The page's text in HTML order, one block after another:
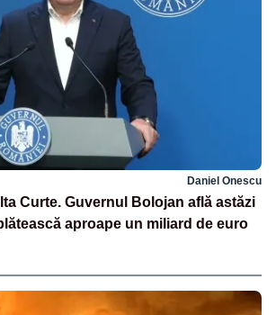
Daniel Onescu
Curte. Guvernul Bolojan află astăzi
aproape un miliard de euro